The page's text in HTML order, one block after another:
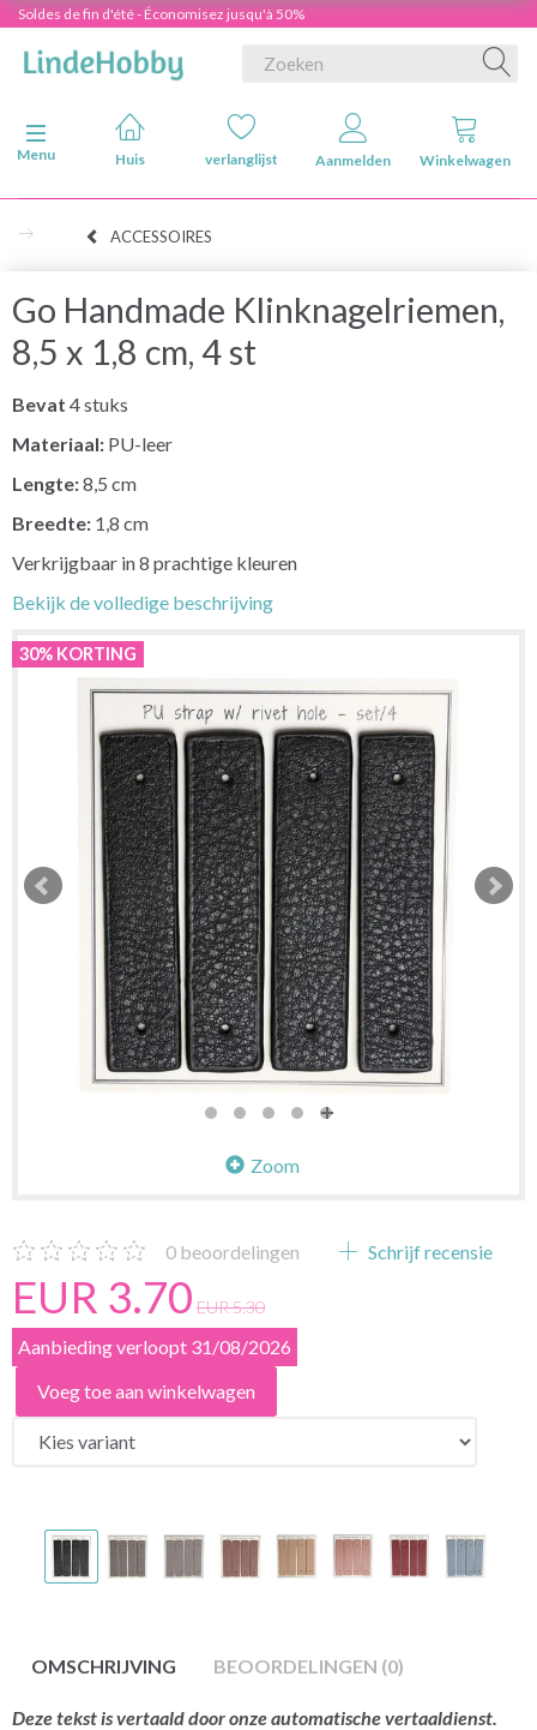
Soldes de fin d'été - Économisez jusqu'à 50%
Navigatie in-/uitschakelen
Menu
Huis verlanglijst Aanmelden Winkelwagen
ACCESSOIRES
Go Handmade Klinknagelriemen,
8,5 x 1,8 cm, 4 st
Bevat 4 stuks
Materiaal: PU-leer
Lengte:8,5 cm
Breedte: 1,8 cm
Verkrijgbaar in 8 prachtige kleuren
Bekijk de volledige beschrijving
30% KORTING
Zoom
0 beoordelingen Schrijf recensie
EUR 3.70 EUR 5.30
Aanbieding verloopt 31/08/2026
Voeg toe aan winkelwagen
OMSCHRIJVING BEOORDELINGEN (0)
Deze tekst is vertaald door onze automatische vertaaldienst.